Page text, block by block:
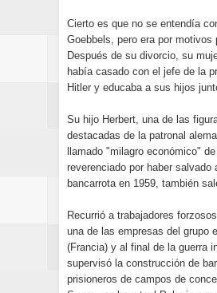
Cierto es que no se entendía
Goebbels, pero era por motivos
Después de su divorcio, su
había casado con el jefe de la
Hitler y educaba a sus hijos
Su hijo Herbert, una de las
destacadas de la patronal
llamado "milagro económico"
reverenciado por haber salvado
bancarrota en 1959, también
Recurrió a trabajadores
una de las empresas del grupo
(Francia) y al final de la guerra
supervisó la construcción de
prisioneros de campos de